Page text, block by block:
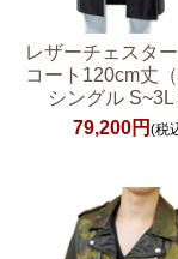
レザーチェスタ
コート120cm丈（
シングル
79,200円 (税